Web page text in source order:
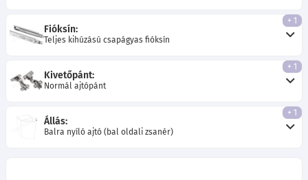
Fióksín:
Teljes kihúzású csapágyas fióksín
+ 1
Kivetőpánt:
Normál ajtópánt
+ 1
Állás:
Balra nyíló ajtó (bal oldali zsanér)
+ 1